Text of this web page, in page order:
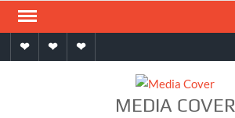
Skip
contentHomeAboutContact
MEDIA COVER